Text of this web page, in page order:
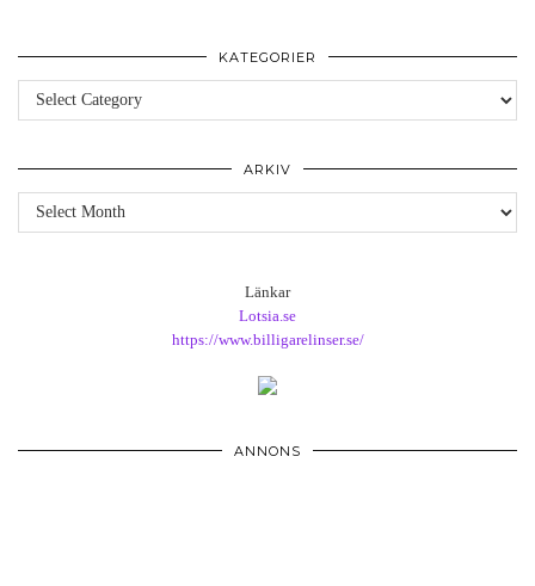
KATEGORIER
Kategorier
ARKIV
Arkiv
Länkar
Lotsia.se
https://www.billigarelinser.se/
ANNONS